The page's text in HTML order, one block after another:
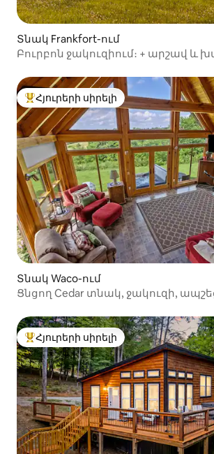
Տնակ Frankfort-ում
Բուրբոն ջակուզիում։ + արշավ և
Հյուրերի սիրելի լավագույն տները
Հյուրերի սիրելի
Տնակ Waco-ում
Ցնցող Cedar տնակ, ջակուզի,
Հյուրերի սիրելի լավագույն տները
Հյուրերի սիրելի